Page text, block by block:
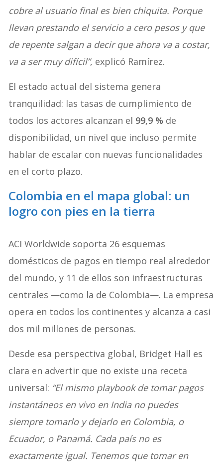
cobre al usuario final es bien chiquita. Porque
llevan prestando el servicio a cero pesos y que
de repente salgan a decir que ahora va a costar,
va a ser muy difícil”, explicó Ramírez.
El estado actual del sistema genera
tranquilidad: las tasas de cumplimiento de
todos los actores alcanzan el 99,9 % de
disponibilidad, un nivel que incluso permite
hablar de escalar con nuevas funcionalidades
en el corto plazo.
Colombia en el mapa global: un
logro con pies en la tierra
ACI Worldwide soporta 26 esquemas
domésticos de pagos en tiempo real alrededor
del mundo, y 11 de ellos son infraestructuras
centrales —como la de Colombia—. La empresa
opera en todos los continentes y alcanza a casi
dos mil millones de personas.
Desde esa perspectiva global, Bridget Hall es
clara en advertir que no existe una receta
universal: “El mismo playbook de tomar pagos
instantáneos en vivo en India no puedes
siempre tomarlo y dejarlo en Colombia, o
Ecuador, o Panamá. Cada país no es
exactamente igual. Tenemos que tomar en